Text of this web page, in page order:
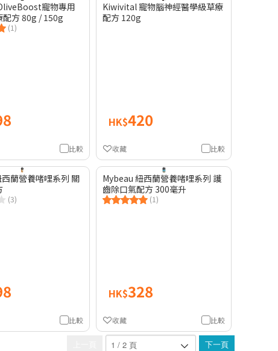
寵物專用
配方 80g / 150g
(1)
比較
Kiwivital 寵物腦神經醫學級草療
配方 120g
HK$420
比較
收藏
蘭營養啫哩系列 關
(3)
比較
Mybeau 紐西蘭營養啫哩系列 護
齒除口氣配方 300毫升
(1)
HK$328
比較
收藏
下一頁